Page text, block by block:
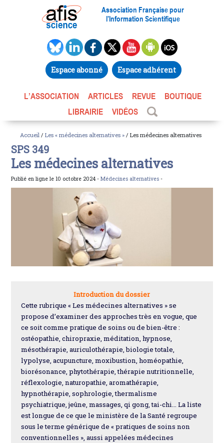
Association Française pour
l’Information Scientifique
Espace abonné Espace adhérent
L’ASSOCIATION ARTICLES REVUE
BOUTIQUE
LIBRAIRIE
VIDÉOS
Accueil / Les « médecines alternatives » / Les médecines alternatives
SPS 349
Les médecines alternatives
Publié en ligne le 10 octobre 2024 -Médecines alternatives -
Introduction du dossier
Cette rubrique « Les médecines alternatives » se
propose d’examiner des approches très en vogue, que
ce soit comme pratique de soins ou de bien-être :
ostéopathie, chiropraxie, méditation, hypnose,
mésothérapie, auriculothérapie, biologie totale,
lypolyse, acupuncture, moxibustion, homéopathie,
biorésonance, phytothérapie, thérapie nutritionnelle,
réflexologie, naturopathie, aromathérapie,
hypnothérapie, sophrologie, thermalisme
psychiatrique, jeûne, massages, qi gong, tai-chi… La liste
est longue de ce que le ministère de la Santé regroupe
sous le terme générique de « pratiques de soins non
conventionnelles », aussi appelées médecines